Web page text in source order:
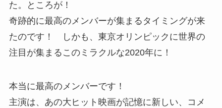
た。ところが！
奇跡的に最高のメンバーが集まるタイミングが来
たのです！ しかも、東京オリンピックに世界の
注目が集まるこのミラクルな2020年に！
本当に最高のメンバーです！
主演は、あの大ヒット映画が記憶に新しい、コメ